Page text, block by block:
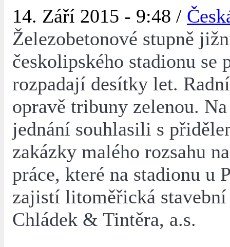
14. Září 2015 - 9:48 /
Železobetonové stupně
českolipského stadionu se
rozpadají desítky let.
opravě tribuny zelenou.
jednání souhlasili s
zakázky malého rozsahu
práce, které na stadionu u
zajistí litoměřická stavební
Chládek & Tintěra, a.s.